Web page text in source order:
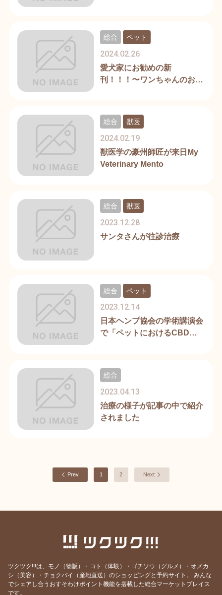
愛犬家にお勧めの新
刊！！！〜ワンちゃんのお悩
2024.02.26
総合 ペット
獣医学の豪州師匠が来日My
Veterinary Mento
2024.02.19
総合 獣医
サンタさんが往診治療
2023.12.28
総合 獣医
日本ヘンプ協会の学術講演会
で「ペットにおけるCBD活
2023.12.14
総合 ペット
治療の様子が記事の中で紹介
されました
2023.04.13
総合
Prev 1 2 Next
ツクツク!!!は、モノ（物販）・コト（体験）・ゴチソウ（グルメ）・オメカ
シ（美容）・チョクバイ（産地直送）のショッピングと予約サイト。
みんな
でシェアし合うおすそわけポイント機能を搭載した総合マーケットプレイス
です。